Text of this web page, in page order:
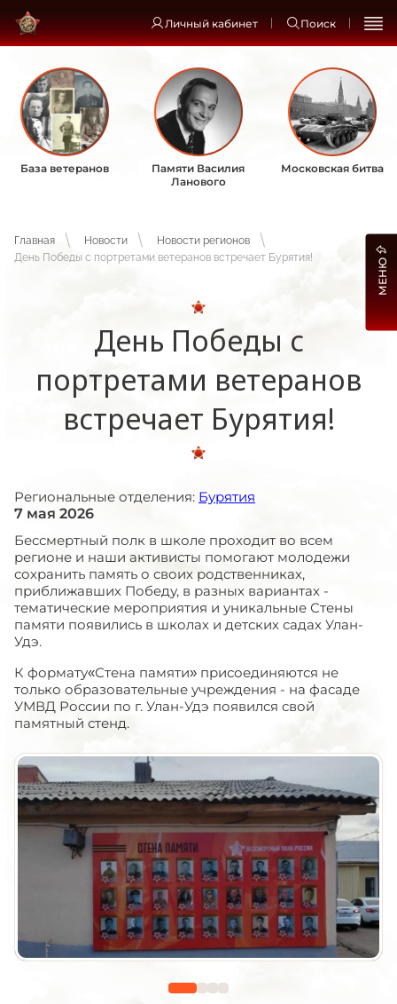
Личный кабинет Поиск
База ветеранов
Памяти Василия
Ланового
Московская битва
Главная Новости
Новости регионов
День Победы с портретами ветеранов встречает Бурятия!
День Победы с
портретами ветеранов
встречает Бурятия!
Региональные отделения: Бурятия
7 мая 2026
Бессмертный полк в школе проходит во всем
регионе и наши активисты помогают молодежи
сохранить память о своих родственниках,
приближавших Победу, в разных вариантах -
тематические мероприятия и уникальные Стены
памяти появились в школах и детских садах Улан-
Удэ.
К формату«Стена памяти» присоединяются не
только образовательные учреждения - на фасаде
УМВД России по г. Улан-Удэ появился свой
памятный стенд.
МЕНЮ